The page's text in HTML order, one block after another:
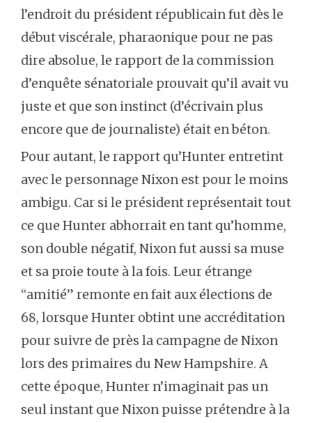
l’endroit du président républicain fut dès le
début viscérale, pharaonique pour ne pas
dire absolue, le rapport de la commission
d’enquête sénatoriale prouvait qu’il avait vu
juste et que son instinct (d’écrivain plus
encore que de journaliste) était en béton.
Pour autant, le rapport qu’Hunter entretint
avec le personnage Nixon est pour le moins
ambigu. Car si le président représentait tout
ce que Hunter abhorrait en tant qu’homme,
son double négatif, Nixon fut aussi sa muse
et sa proie toute à la fois. Leur étrange
“amitié” remonte en fait aux élections de
68, lorsque Hunter obtint une accréditation
pour suivre de près la campagne de Nixon
lors des primaires du New Hampshire. A
cette époque, Hunter n’imaginait pas un
seul instant que Nixon puisse prétendre à la